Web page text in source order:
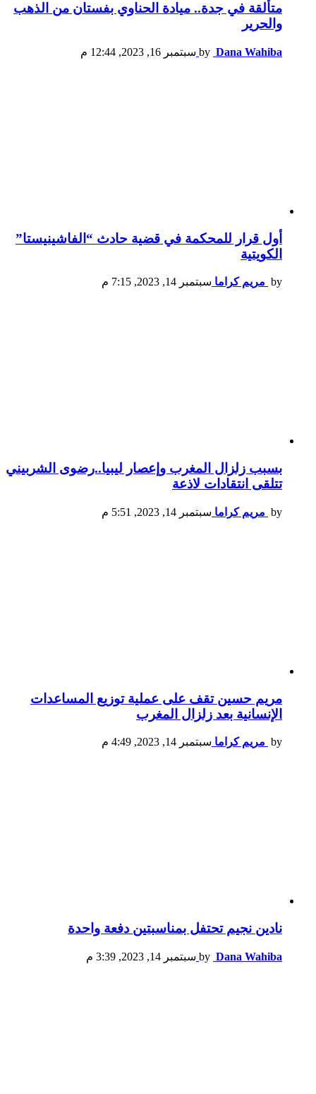
متألقة في جدة.. ميادة الحناوي بفستان من الذهب
والحرير
by Dana Wahiba سبتمبر 16, 2023, 12:44 م
أول قرار للمحكمة في قضية حادث “الفاشينيستا”
الكويتية
by مريم كراما سبتمبر 14, 2023, 7:15 م
بسبب زلزال المغرب وإعصار ليبيا..رضوى الشربيني
تتلقى انتقادات لاذعة
by مريم كراما سبتمبر 14, 2023, 5:51 م
مريم حسين تقف على عملية توزيع المساعدات
الإنسانية بعد زلزال المغرب
by مريم كراما سبتمبر 14, 2023, 4:49 م
نادين نجيم تحتفل بمناسبتين دفعة واحدة
by Dana Wahiba سبتمبر 14, 2023, 3:39 م